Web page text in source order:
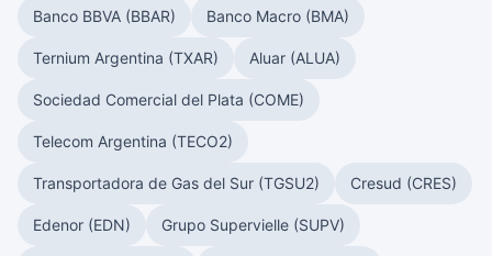
Banco BBVA (BBAR) Banco Macro (BMA)
Ternium Argentina (TXAR) Aluar (ALUA)
Sociedad Comercial del Plata (COME)
Telecom Argentina (TECO2)
Transportadora de Gas del Sur (TGSU2) Cresud (CRES)
Edenor (EDN) Grupo Supervielle (SUPV)